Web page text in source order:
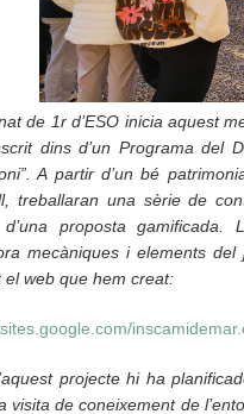
de 1r d’ESO inicia aquest
dins d’un Programa del
A partir d’un bé
treballaran una sèrie de
d’una proposta gamificada.
mecàniques i elements
el web que hem creat:
projecte hi ha
visita de coneixement de